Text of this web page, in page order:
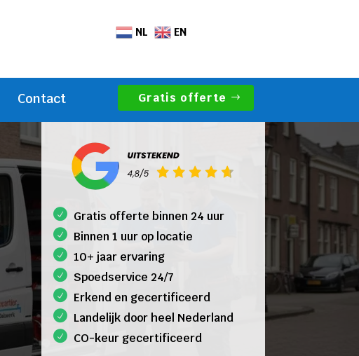
NL EN
Contact Gratis offerte
Gratis offerte binnen 24 uur
Binnen 1 uur op locatie
10+ jaar ervaring
Spoedservice 24/7
Erkend en gecertificeerd
Landelijk door heel Nederland
CO-keur gecertificeerd